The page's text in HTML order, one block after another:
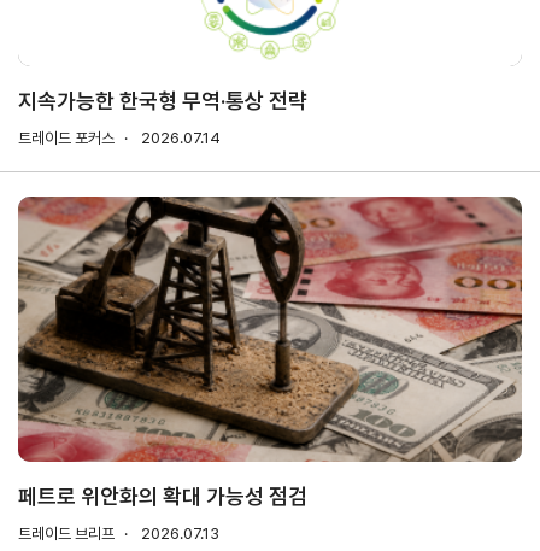
여행카
드
ABTC
회의실
임대
수출입
물류포
털
해외지
부
현지지
원
·KITA
POST
랜치
자문·상담
Trade
Pro
컨설팅
무역실
지속가능한 한국형 무역·통상 전략
트레이드 포커스 2026.07.14
페트로 위안화의 확대 가능성 점검
트레이드 브리프 2026.07.13